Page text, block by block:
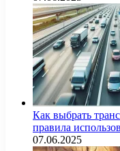
Как выбрать
правила
07.06.2025